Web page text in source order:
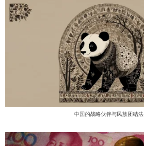
中国的战略伙伴与民族团结法